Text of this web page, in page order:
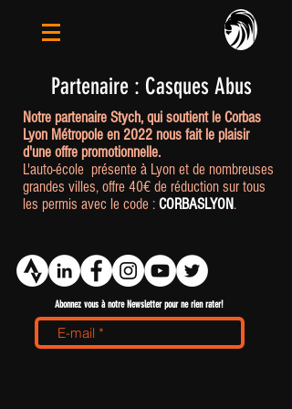
Partenaire: Casques Abus
Notre partenaire Stych, qui soutient le Corbas
Lyon Métropole en 2022 nous fait le plaisir
d'une offre promotionnelle.
L'auto-école présente à Lyon et de nombreuses
grandes villes, offre 40€ de réduction sur tous
les permis avec le code : CORBASLYON.
Abonnez vous à notre Newsletter pour ne rien rater!